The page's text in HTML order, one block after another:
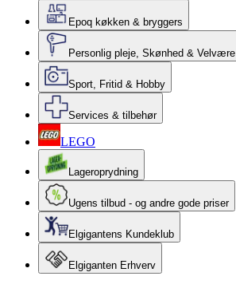
Epoq køkken & bryggers
Personlig pleje, Skønhed & Velvære
Sport, Fritid & Hobby
Services & tilbehør
LEGO
Lageroprydning
Ugens tilbud - og andre gode priser
Elgigantens Kundeklub
Elgiganten Erhverv